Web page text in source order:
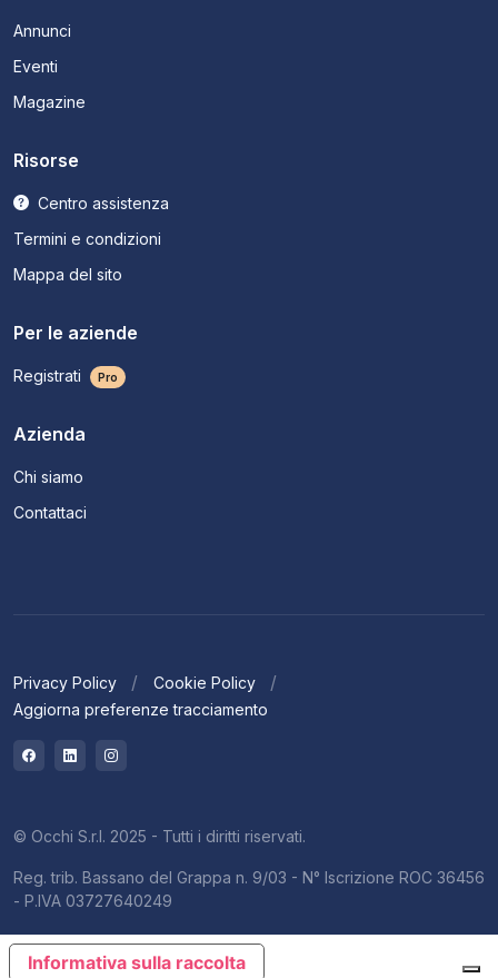
Annunci
Eventi
Magazine
Risorse
Centro assistenza
Termini e condizioni
Mappa del sito
Per le aziende
Registrati Pro
Azienda
Chi siamo
Contattaci
Privacy Policy
Cookie Policy
Aggiorna preferenze tracciamento
© Occhi S.r.l. 2025 - Tutti i diritti riservati.
Reg. trib. Bassano del Grappa n. 9/03 - N° Iscrizione ROC 36456
- P.IVA 03727640249
Informativa sulla raccolta